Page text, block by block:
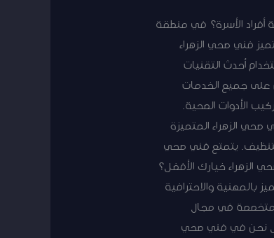
أفراد الأسرة؟ في منطقة
فني صحي الزهراء
أحدث التقنيات
على جميع الخدمات
الأدوات الصحية.
الزهراء المتميزة
يتمتع فني صحي
الزهراء خيارك الأفضل؟
بالمهنية والاحترافية
متخصصة في مجال
نحن في فني صحي